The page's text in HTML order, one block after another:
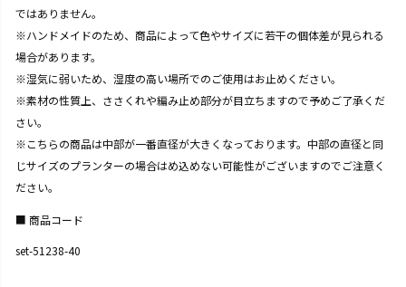
ではありません。
※ハンドメイドのため、商品によって色やサイズに若干の個体差が見られる
場合があります。
※湿気に弱いため、湿度の高い場所でのご使用はお止めください。
※素材の性質上、ささくれや編み止め部分が目立ちますので予めご了承くだ
さい。
※こちらの商品は中部が一番直径が大きくなっております。中部の直径と同
じサイズのプランターの場合はめ込めない可能性がございますのでご注意く
ださい。
商品コード
set-51238-40